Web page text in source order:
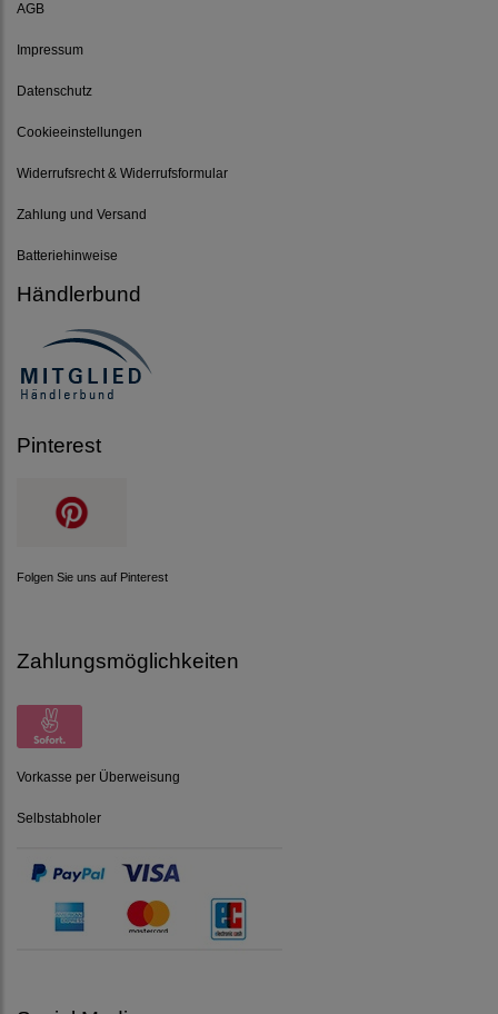
AGB
Impressum
Datenschutz
Cookieeinstellungen
Widerrufsrecht & Widerrufsformular
Zahlung und Versand
Batteriehinweise
Händlerbund
Pinterest
Folgen Sie uns auf Pinterest
Zahlungsmöglichkeiten
Vorkasse per Überweisung
Selbstabholer